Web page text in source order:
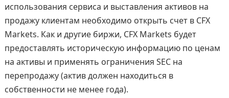
использования сервиса и выставления активов на
продажу клиентам необходимо открыть счет в CFX
Markets. Как и другие биржи, CFX Markets будет
предоставлять историческую информацию по ценам
на активы и применять ограничения SEC на
перепродажу (актив должен находиться в
собственности не менее года).